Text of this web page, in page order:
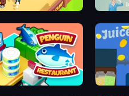
Lumberjack 3D Simulator
Penguin Restaurant